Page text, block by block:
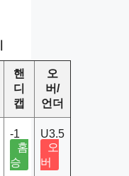
핸
디
캡
오
버/
언더
-1
홈
승
U3.5
오
버